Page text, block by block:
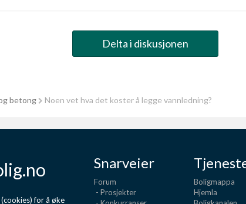
Delta i diskusjonen
betong Noen vet hva det koster å legge vannledning?
for å øke
Snarveier
Forum
- Prosjekter
Boligmappa
Hjemla